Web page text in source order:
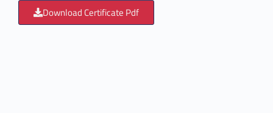
Download Certificate Pdf